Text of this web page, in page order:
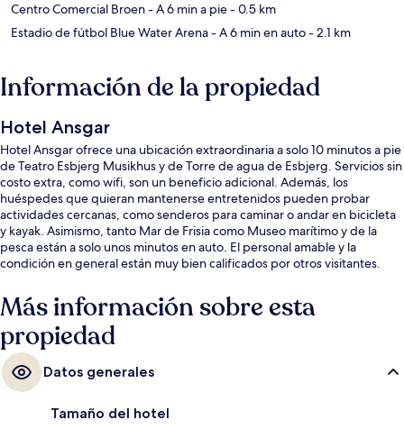
Centro Comercial Broen- A 6 min a pie- 0.5 km
Estadio de fútbol Blue Water Arena- A 6 min en auto- 2.1 km
Información de la propiedad
Hotel Ansgar
Hotel Ansgar ofrece una ubicación extraordinaria a solo 10 minutos a pie
de Teatro Esbjerg Musikhus y de Torre de agua de Esbjerg. Servicios sin
costo extra, como wifi, son un beneficio adicional. Además, los
huéspedes que quieran mantenerse entretenidos pueden probar
actividades cercanas, como senderos para caminar o andar en bicicleta
y kayak. Asimismo, tanto Mar de Frisia como Museo marítimo y de la
pesca están a solo unos minutos en auto. El personal amable y la
condición en general están muy bien calificados por otros visitantes.
Más información sobre esta
propiedad
Datos generales
Tamaño del hotel